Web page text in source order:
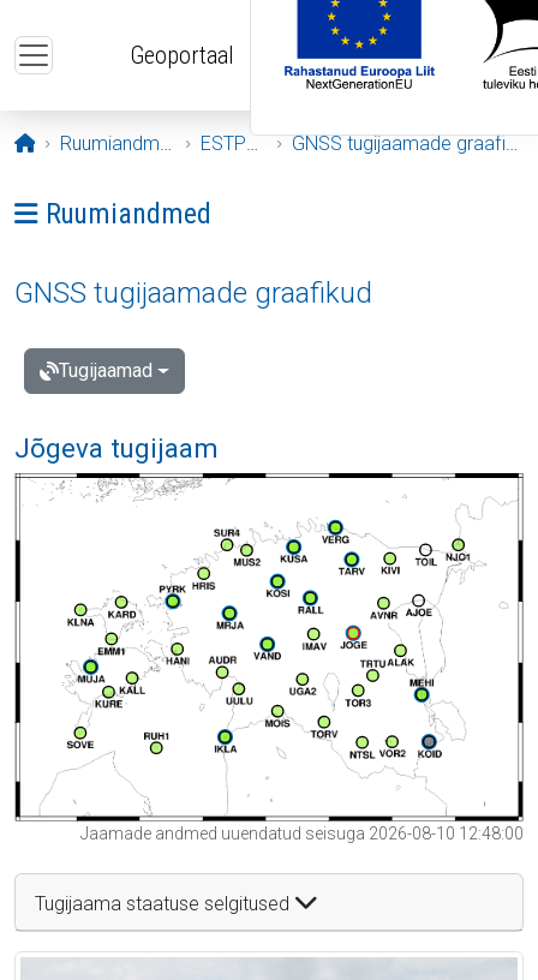
Geoportaal
Avaleht
Ruumiandmed ESTPOS GNSS tugijaamade graafikud
Ava menüü: Ruumiandmed
Ruumiandmed
GNSS tugijaamade graafikud
Tugijaamad
Jõgeva tugijaam
Jaamade andmed uuendatud seisuga 2026-08-10 12:48:00
Tugijaama staatuse selgitused